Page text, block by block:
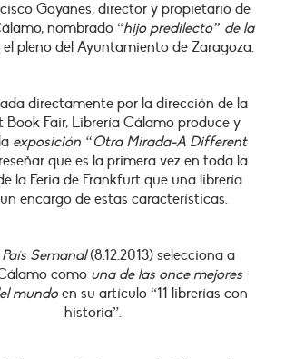
Goyanes, director y propietario de
nombrado “hijo predilecto” de la
pleno del Ayuntamiento de Zaragoza.
directamente por la dirección de la
Book Fair, Librería Cálamo produce y
exposición “Otra Mirada-A Different
que es la primera vez en toda la
la Feria de Frankfurt que una librería
encargo de estas características.
País Semanal(8.12.2013) selecciona a
como una de las once mejores
mundoen su artículo “11 librerías con
historia”.